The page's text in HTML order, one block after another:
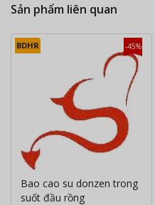
Sản phẩm liên quan
-45%
BDHR
Bao cao su donzen trong
suốt đầu rồng